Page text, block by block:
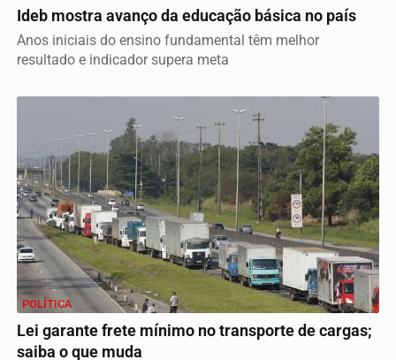
Ideb mostra avanço da educação básica no país
Anos iniciais do ensino fundamental têm melhor
resultado e indicador supera meta
POLÍTICA
Lei garante frete mínimo no transporte de cargas;
saiba o que muda